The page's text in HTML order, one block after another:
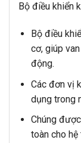
Bộ điều khiển
Bộ điều
cơ, giúp
động.
Các đơn vị
dụng trong
Chúng
toàn cho